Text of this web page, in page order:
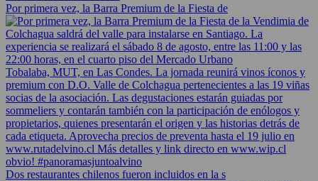
Por primera vez, la Barra Premium de la Fiesta de
Dos restaurantes chilenos fueron incluidos en la s